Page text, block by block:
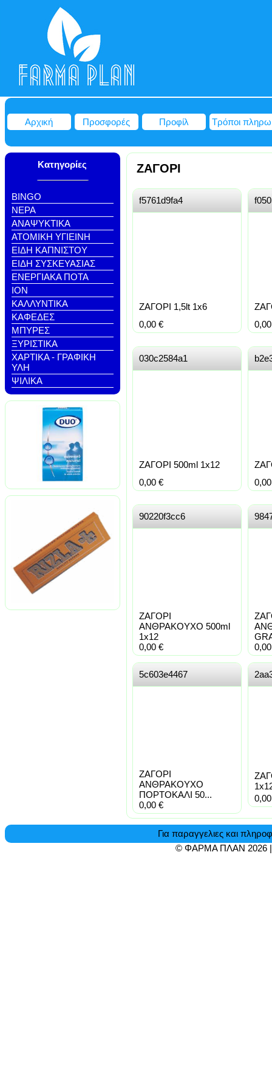
Αρχική Προσφορές Προφίλ Τρόποι
Κατηγορίες
BINGO
NEΡΑ
ΑΝΑΨΥΚΤΙΚΑ
ΑΤΟΜΙΚΗ ΥΓΙΕΙΝΗ
ΕΙΔΗ ΚΑΠΝΙΣΤΟΥ
ΕΙΔΗ ΣΥΣΚΕΥΑΣΙΑΣ
ΕΝΕΡΓΙΑΚΑ ΠΟΤΑ
ΙΟΝ
ΚΑΛΛΥΝΤΙΚΑ
ΚΑΦΕΔΕΣ
ΜΠΥΡΕΣ
ΞΥΡΙΣΤΙΚΑ
ΧΑΡΤΙΚΑ - ΓΡΑΦΙΚΗ
ΥΛΗ
ΨΙΛΙΚΑ
ΖΑΓΟΡΙ
f5761d9fa4
ΖΑΓΟΡΙ 1,5lt 1x6
0,00 €
030c2584a1
ΖΑΓΟΡΙ 500ml 1x12
0,00 €
90220f3cc6
ΖΑΓΟΡΙ
ΑΝΘΡΑΚΟΥΧΟ 500ml
1x12
0,00 €
5c603e4467
ΖΑΓΟΡΙ
ΑΝΘΡΑΚΟΥΧΟ
ΠΟΡΤΟΚΑΛΙ 50...
0,00 €
Για παραγγελιες και
© ΦΑΡΜΑ ΠΛΑΝ 2026